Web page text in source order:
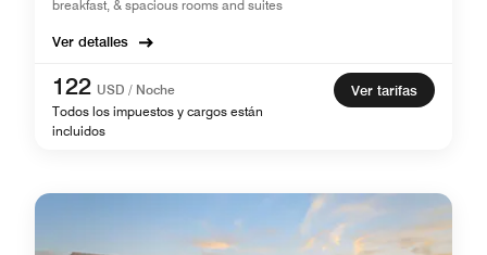
breakfast, & spacious rooms and suites
Ver detalles
122 USD / Noche
Todos los impuestos y cargos están
incluidos
Ver tarifas